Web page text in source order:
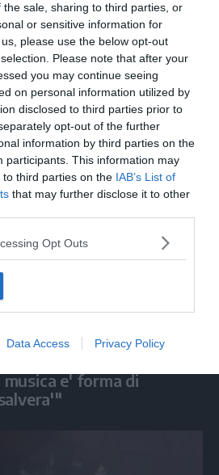
sale, sharing to third parties, or
or sensitive information for
please use the below opt-out
Please note that after your
you may continue seeing
on personal information utilized by
disclosed to third parties prior to
opt-out of the further
information by third parties on the
participants. This information may
third parties on the IAB’s List of
that may further disclose it to other
Opt Outs
Data Access Privacy Policy
rivoluzione delle donne
musica e' forma di